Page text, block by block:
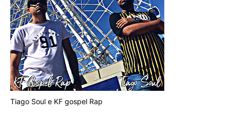
Tiago Soul e KF gospel Rap